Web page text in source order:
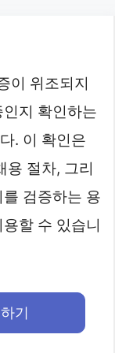
이 위조되지
지 확인하는
. 이 확인은
용 절차, 그리
검증하는 용
할 수 있습니
기